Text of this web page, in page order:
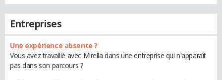
Entreprises
Une expérience absente ?
Vous avez travaillé avec Mirella dans une entreprise qui n'apparaît
pas dans son parcours ?